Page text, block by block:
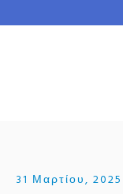
31 Μαρτίου, 2025